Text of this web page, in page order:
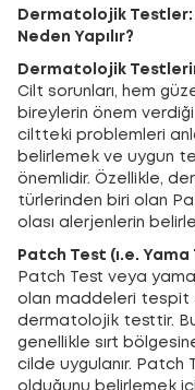
Dermatolojik Testler:
Neden Yapılır?
Dermatolojik
Cilt sorunları, hem
bireylerin önem
ciltteki problemleri
belirlemek ve uygun
önemlidir. Özellikle,
türlerinden biri olan
olası alerjenlerin
Patch Test (ı.e.
Patch Test veya
olan maddeleri tespit
dermatolojik testtir.
genellikle sırt
cilde uygulanır. Patch
olduğunu belirlemek